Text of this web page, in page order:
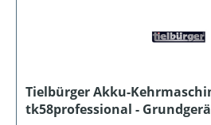
Tielbürger Akku-
tk58professional -